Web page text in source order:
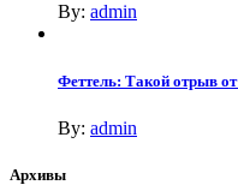
By: admin
Феттель: Такой отрыв
By: admin
Архивы